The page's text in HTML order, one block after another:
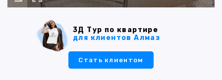
3Д Тур по квартире
для клиентов Алмаз
Стать клиентом